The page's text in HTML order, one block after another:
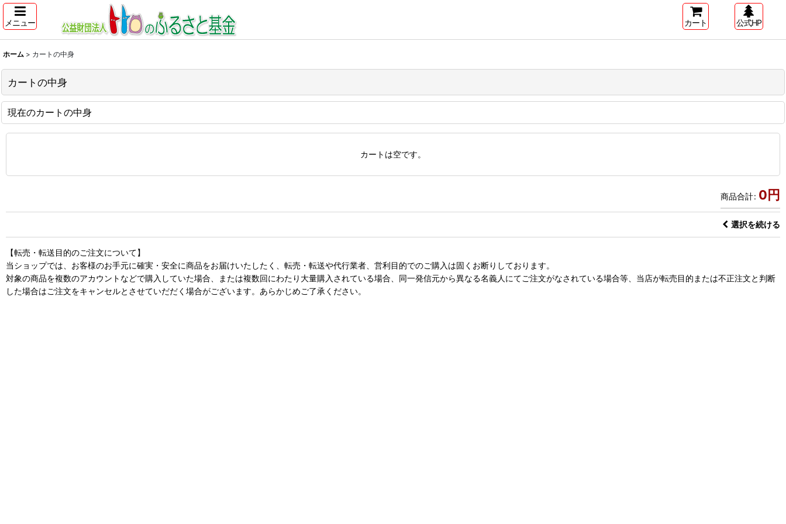
メニュー カート 公式HP
ホーム > カートの中身
カートの中身
現在のカートの中身
カートは空です。
商品合計: 0円
選択を続ける
【転売・転送目的のご注文について】
当ショップでは、お客様のお手元に確実・安全に商品をお届けいたしたく、転売・転送や代行業者、営利目的でのご購入は固くお断りしております。
対象の商品を複数のアカウントなどで購入していた場合、または複数回にわたり大量購入されている場合、同一発信元から異なる名義人にてご注文がなされている場合等、当店が転売目的または不正注文と判断
した場合はご注文をキャンセルとさせていだだく場合がございます。あらかじめご了承ください。